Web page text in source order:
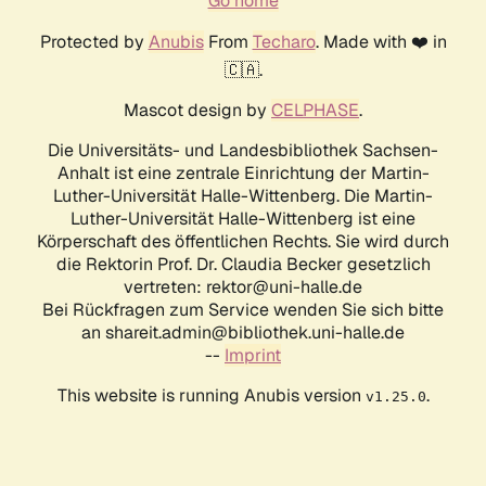
Protected by AnubisFrom Techaro. Made with ❤️ in
🇨🇦.
Mascot design by CELPHASE.
Die Universitäts- und Landesbibliothek Sachsen-
Anhalt ist eine zentrale Einrichtung der Martin-
Luther-Universität Halle-Wittenberg. Die Martin-
Luther-Universität Halle-Wittenberg ist eine
Körperschaft des öffentlichen Rechts. Sie wird durch
die Rektorin Prof. Dr. Claudia Becker gesetzlich
vertreten: rektor@uni-halle.de
Bei Rückfragen zum Service wenden Sie sich bitte
an shareit.admin@bibliothek.uni-halle.de
-- Imprint
This website is running Anubis version v1.25.0.